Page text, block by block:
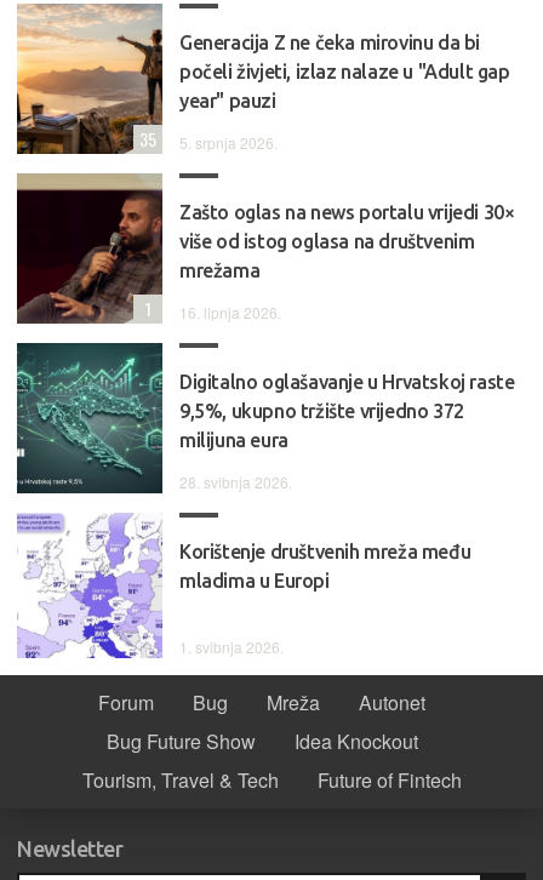
Generacija Z ne čeka mirovinu da bi
počeli živjeti, izlaz nalaze u "Adult gap
year" pauzi
5. srpnja 2026.
35
Zašto oglas na news portalu vrijedi 30×
više od istog oglasa na društvenim
mrežama
16. lipnja 2026.
1
Digitalno oglašavanje u Hrvatskoj raste
9,5%, ukupno tržište vrijedno 372
milijuna eura
28. svibnja 2026.
Korištenje društvenih mreža među
mladima u Europi
1. svibnja 2026.
Forum Bug Mreža
Autonet
Bug Future Show
Idea Knockout
Tourism, Travel & Tech
Future of Fintech
Newsletter